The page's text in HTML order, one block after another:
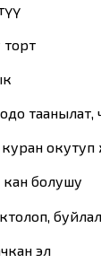
таанылат,
окутуп
кан болушу
эл